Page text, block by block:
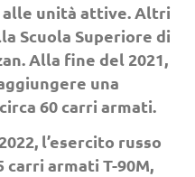
alle unità attive. Altri
Scuola Superiore di
Alla fine del 2021,
una
60 carri armati.
l’esercito russo
carri armati T-90M,